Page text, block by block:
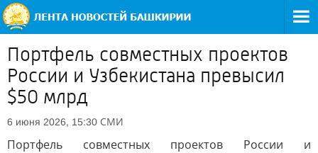
Портфель совместных проектов
России и Узбекистана превысил
$50 млрд
6 июня 2026, 15:30 СМИ
Портфель совместных проектов России и